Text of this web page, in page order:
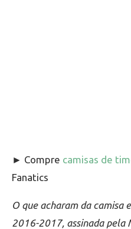
► Compre camisas de
Fanatics
O que acharam da camisa
2016-2017, assinada pela